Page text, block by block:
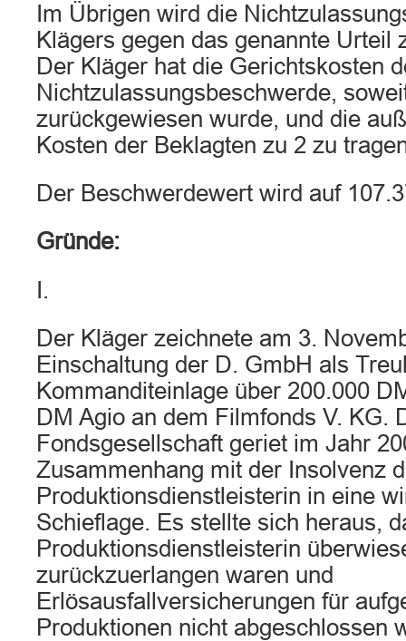
Im Übrigen wird die
Klägers gegen das genannte Urteil
Der Kläger hat die Gerichtskosten
Nichtzulassungsbeschwerde,
zurückgewiesen wurde, und die
Kosten der Beklagten zu 2 zu
Der Beschwerdewert wird auf
Gründe:
I.
Der Kläger zeichnete am 3.
Einschaltung der D. GmbH als
Kommanditeinlage über 200.000
DM Agio an dem Filmfonds V. KG.
Fondsgesellschaft geriet im Jahr
Zusammenhang mit der Insolvenz
Produktionsdienstleisterin in eine
Schieflage. Es stellte sich heraus,
Produktionsdienstleisterin
zurückzuerlangen waren und
Erlösausfallversicherungen für
Produktionen nicht abgeschlossen